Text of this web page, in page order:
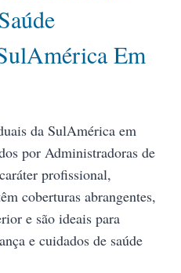
Em
da SulAmérica em
por Administradoras de
profissional,
coberturas abrangentes,
e são ideais para
e cuidados de saúde